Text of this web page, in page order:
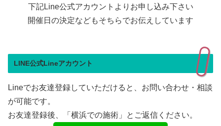
下記Line公式アカウントよりお申し込み下さい
開催日の決定などもそちらでお伝えしています
LINE公式Lineアカウント
Lineでお友達登録していただけると、お問い合わせ・相談
が可能です。
お友達登録後、「横浜での施術」とご返信ください。